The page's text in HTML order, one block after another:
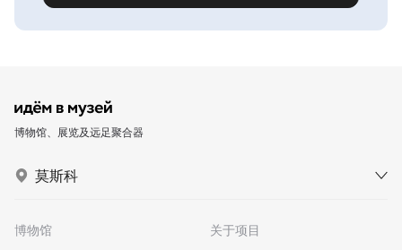
博物馆、展览及远足聚合器
莫斯科
博物馆
关于项目